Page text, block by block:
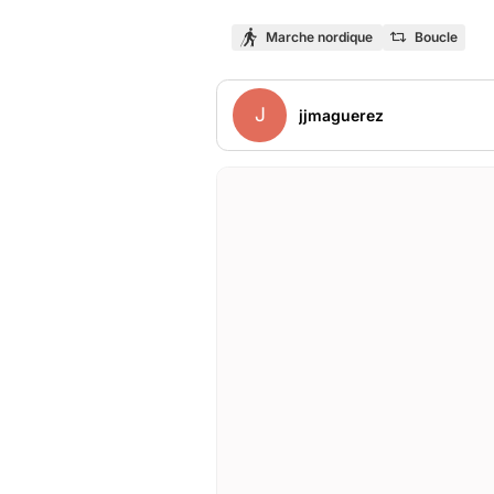
Marche nordique Boucle
J jjmaguerez